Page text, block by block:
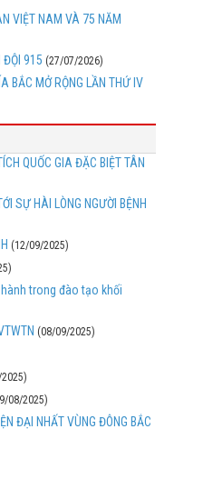
VIỆT NAM VÀ 75 NĂM
ĐỘI 915 (27/07/2026)
BẮC MỞ RỘNG LẦN THỨ IV
QUỐC GIA ĐẶC BIỆT TÂN
SỰ HÀI LÒNG NGƯỜI BỆNH
(12/09/2025)
trong đào tạo khối
(08/09/2025)
08/2025)
ĐẠI NHẤT VÙNG ĐÔNG BẮC